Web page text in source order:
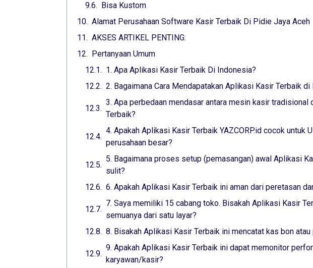
Bisa Kustom
Alamat Perusahaan Software Kasir Terbaik Di Pidie Jaya Aceh
AKSES ARTIKEL PENTING:
Pertanyaan Umum
1. Apa Aplikasi Kasir Terbaik Di Indonesia?
2. Bagaimana Cara Mendapatakan Aplikasi Kasir Terbaik di
3. Apa perbedaan mendasar antara mesin kasir tradisional
Terbaik?
4. Apakah Aplikasi Kasir Terbaik YAZCORP.id cocok untuk
perusahaan besar?
5. Bagaimana proses setup (pemasangan) awal Aplikasi
sulit?
6. Apakah Aplikasi Kasir Terbaik ini aman dari peretasan
7. Saya memiliki 15 cabang toko. Bisakah Aplikasi Kasir
semuanya dari satu layar?
8. Bisakah Aplikasi Kasir Terbaik ini mencatat kas bon atau
9. Apakah Aplikasi Kasir Terbaik ini dapat memonitor
karyawan/kasir?